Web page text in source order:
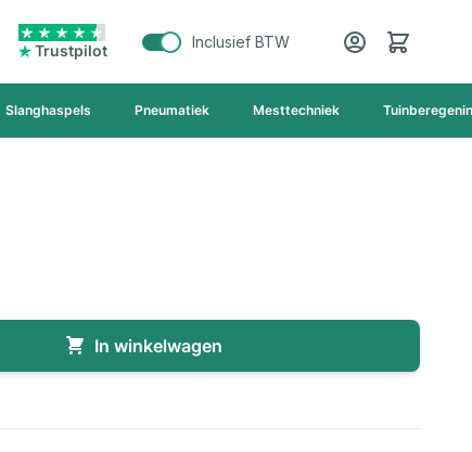
Trustpilot
Inclusief BTW Cart
Slanghaspels Pneumatiek Mesttechniek
In winkelwagen